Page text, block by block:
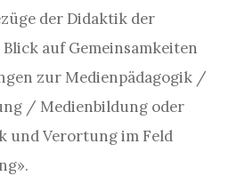
der Didaktik der
auf Gemeinsamkeiten
zur Medienpädagogik /
/ Medienbildung oder
und Verortung im Feld